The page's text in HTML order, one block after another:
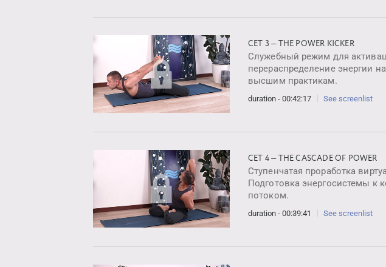
СЕТ 3 — THE POWER KICKER
Служебный режим для
перераспределение энергии
высшим практикам.
duration - 00:42:17 See screenlist
СЕТ 4 — THE CASCADE OF POWER
Ступенчатая проработка
Подготовка энергосистемы к
потоком.
duration - 00:39:41 See screenlist